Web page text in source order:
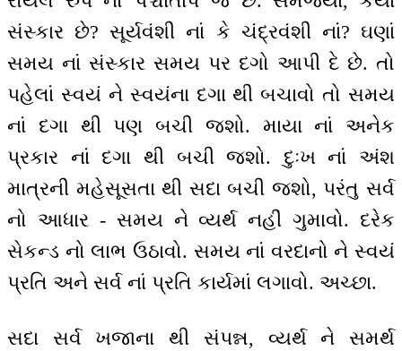
સંસ્કાર છે? સૂર્યવંશી નાં કે ચંદ્રવંશી નાં? ઘણાં
સમય નાં સંસ્કાર સમય પર દગો આપી દે છે. તો
પહેલાં સ્વયં ને સ્વયંના દગા થી બચાવો તો સમય
નાં દગા થી પણ બચી જશો. માયા નાં અનેક
પ્રકાર નાં દગા થી બચી જશો. દુઃખ નાં અંશ
માત્રની મહેસૂસતા થી સદા બચી જશો, પરંતુ સર્વ
નો આધાર - સમય ને વ્યર્થ નહીં ગુમાવો. દરેક
સેકન્ડ નો લાભ ઉઠાવો. સમય નાં વરદાનો ને સ્વયં
પ્રતિ અને સર્વ નાં પ્રતિ કાર્યમાં લગાવો. અચ્છા.
સદા સર્વ ખજાના થી સંપન્ન, વ્યર્થ ને સમર્થ